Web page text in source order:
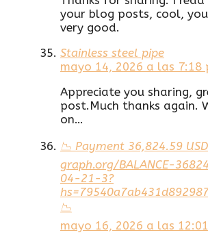
your blog posts, cool,
very good.
Stainless steel pipe
mayo 14, 2026 a las 7:18
Appreciate you sharing,
post.Much thanks again.
on…
📉 Payment 36,824.59
graph.org/BALANCE-
04-21-3?
📉
mayo 16, 2026 a las